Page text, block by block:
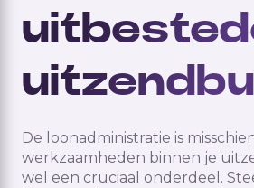
De loonadministratie is
werkzaamheden binnen je
wel een cruciaal onderdeel.